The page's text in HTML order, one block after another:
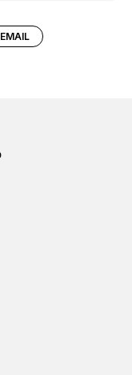
EMAIL